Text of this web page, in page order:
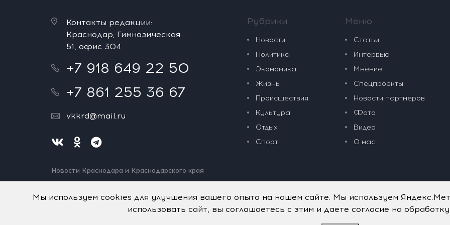
Контакты редакции:
Краснодар, Гимназическая
51, офис 304
+7 918 649 22 50
+7 861 255 36 67
vkkrd@mail.ru
Новости Краснодара и Краснодарского края
Нашли ошибку? Выделите и нажмите Ctrl+Enter.
Рубрики
Новости
Политика
Экономика
Жизнь
Происшествия
Культура
Отдых
Спорт
Меню
Статьи
Интервью
Мнение
Спецпроекты
Новости партнеров
Фото
Видео
О нас
Мы используем cookies для улучшения вашего опыта на нашем сайте. Мы используем
использовать сайт, вы соглашаетесь с этим и даете согласие на